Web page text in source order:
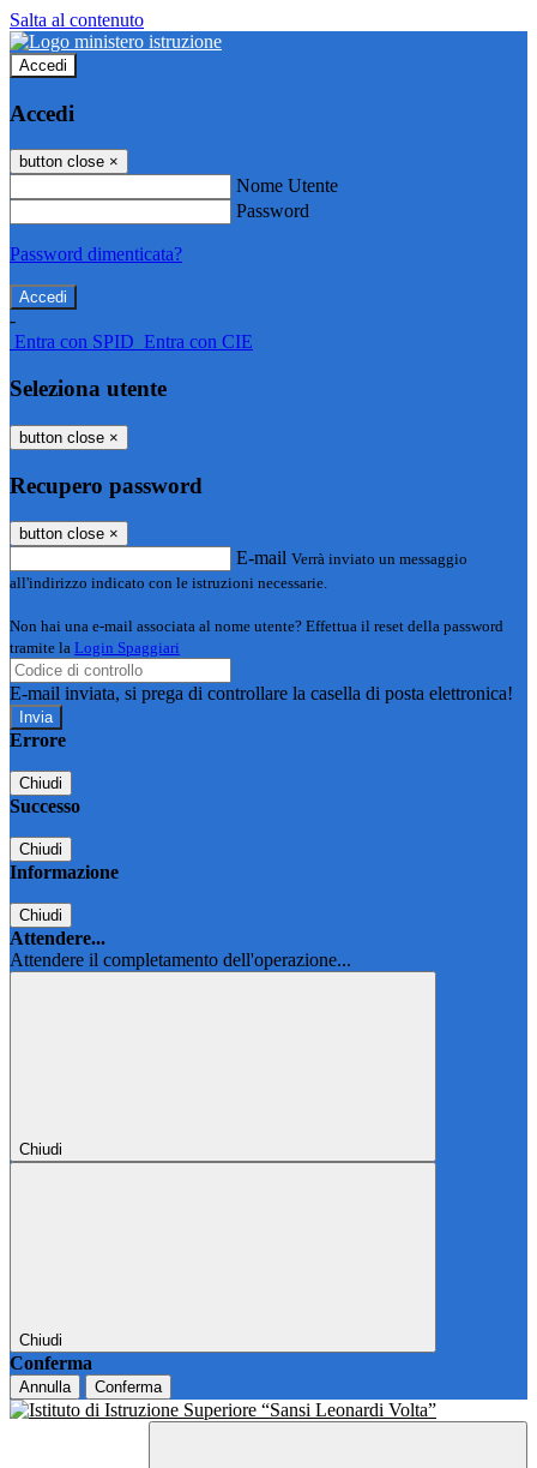
Salta al contenuto
Accedi
Accedi
button close ×
Nome Utente
Password
Password dimenticata?
-
Entra con SPID Entra con CIE
Seleziona utente
button close ×
Recupero password
button close ×
E-mail Verrà inviato un messaggio
all'indirizzo indicato con le istruzioni necessarie.
Non hai una e-mail associata al nome utente? Effettua il reset della password
tramite la Login Spaggiari
E-mail inviata, si prega di controllare la casella di posta elettronica!
Errore
Chiudi
Successo
Chiudi
Informazione
Chiudi
Attendere...
Attendere il completamento dell'operazione...
Chiudi
Chiudi
Conferma
Annulla Conferma